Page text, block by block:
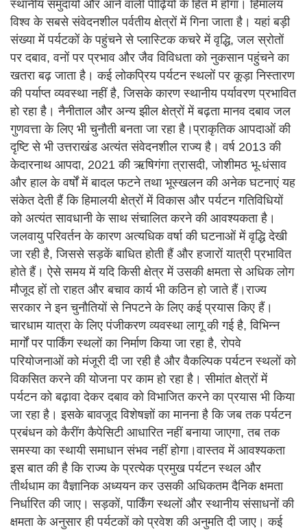
स्थानीय समुदायों और आने वाली पीढ़ियों के हित में होगा। हिमालय
विश्व के सबसे संवेदनशील पर्वतीय क्षेत्रों में गिना जाता है। यहां बड़ी
संख्या में पर्यटकों के पहुंचने से प्लास्टिक कचरे में वृद्धि, जल स्रोतों
पर दबाव, वनों पर प्रभाव और जैव विविधता को नुकसान पहुंचने का
खतरा बढ़ जाता है। कई लोकप्रिय पर्यटन स्थलों पर कूड़ा निस्तारण
की पर्याप्त व्यवस्था नहीं है, जिसके कारण स्थानीय पर्यावरण प्रभावित
हो रहा है। नैनीताल और अन्य झील क्षेत्रों में बढ़ता मानव दबाव जल
गुणवत्ता के लिए भी चुनौती बनता जा रहा है।प्राकृतिक आपदाओं की
दृष्टि से भी उत्तराखंड अत्यंत संवेदनशील राज्य है। वर्ष 2013 की
केदारनाथ आपदा, 2021 की ऋषिगंगा त्रासदी, जोशीमठ भू-धंसाव
और हाल के वर्षों में बादल फटने तथा भूस्खलन की अनेक घटनाएं यह
संकेत देती हैं कि हिमालयी क्षेत्रों में विकास और पर्यटन गतिविधियों
को अत्यंत सावधानी के साथ संचालित करने की आवश्यकता है।
जलवायु परिवर्तन के कारण अत्यधिक वर्षा की घटनाओं में वृद्धि देखी
जा रही है, जिससे सड़कें बाधित होती हैं और हजारों यात्री प्रभावित
होते हैं। ऐसे समय में यदि किसी क्षेत्र में उसकी क्षमता से अधिक लोग
मौजूद हों तो राहत और बचाव कार्य भी कठिन हो जाते हैं।राज्य
सरकार ने इन चुनौतियों से निपटने के लिए कई प्रयास किए हैं।
चारधाम यात्रा के लिए पंजीकरण व्यवस्था लागू की गई है, विभिन्न
मार्गों पर पार्किंग स्थलों का निर्माण किया जा रहा है, रोपवे
परियोजनाओं को मंजूरी दी जा रही है और वैकल्पिक पर्यटन स्थलों को
विकसित करने की योजना पर काम हो रहा है। सीमांत क्षेत्रों में
पर्यटन को बढ़ावा देकर दबाव को विभाजित करने का प्रयास भी किया
जा रहा है। इसके बावजूद विशेषज्ञों का मानना है कि जब तक पर्यटन
प्रबंधन को कैरींग कैपेसिटी आधारित नहीं बनाया जाएगा, तब तक
समस्या का स्थायी समाधान संभव नहीं होगा।वास्तव में आवश्यकता
इस बात की है कि राज्य के प्रत्येक प्रमुख पर्यटन स्थल और
तीर्थधाम का वैज्ञानिक अध्ययन कर उसकी अधिकतम दैनिक क्षमता
निर्धारित की जाए। सड़कों, पार्किंग स्थलों और स्थानीय संसाधनों की
क्षमता के अनुसार ही पर्यटकों को प्रवेश की अनुमति दी जाए। कई